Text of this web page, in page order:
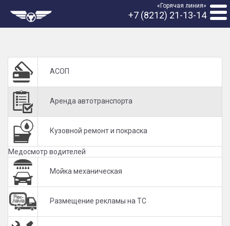
«Горячая линия»
+7 (8212) 21-13-14
АСОП
Аренда автотранспорта
Кузовной ремонт и покраска
Медосмотр водителей
Мойка механическая
Размещение рекламы на ТС